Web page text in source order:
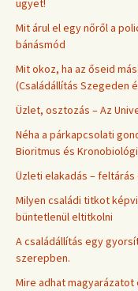
ügyet!
Mit árul el egy nőről a
bánásmód
Mit okoz, ha az őseid
(Családállítás Szegeden
Üzlet, osztozás – Az
Néha a párkapcsolati
Bioritmus és
Üzleti elakadás –
Milyen családi titkot
büntetlenül eltitkolni
A családállítás egy
szerepben.
Mire adhat